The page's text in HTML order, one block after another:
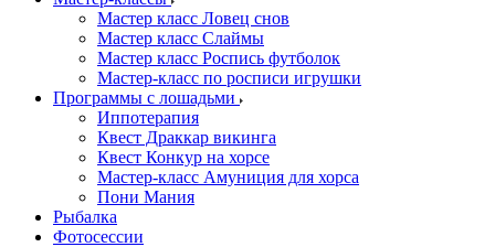
Мастер класс Ловец снов
Мастер класс Слаймы
Мастер класс Роспись футболок
Мастер-класс по росписи игрушки
Программы с лошадьми
Иппотерапия
Квест Драккар викинга
Квест Конкур на хорсе
Мастер-класс Амуниция для хорса
Пони Мания
Рыбалка
Фотосессии